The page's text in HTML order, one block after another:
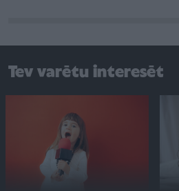
Tev varētu interesēt